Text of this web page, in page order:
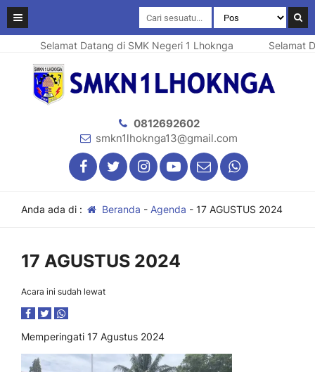
Selamat Datang di SMK Negeri 1 Lhoknga Selamat
0812692602
smkn1lhoknga13@gmail.com
Anda ada di : Beranda - Agenda - 17 AGUSTUS 2024
17 AGUSTUS 2024
Acara ini sudah lewat
Memperingati 17 Agustus 2024